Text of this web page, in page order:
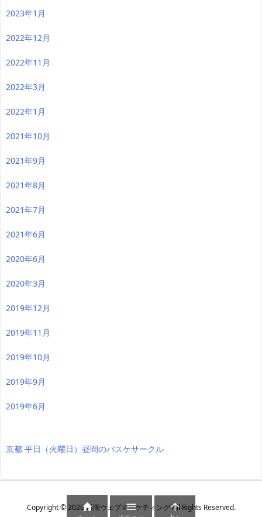
2023年1月
2022年12月
2022年11月
2022年3月
2022年1月
2021年10月
2021年9月
2021年8月
2021年7月
2021年6月
2020年6月
2020年3月
2019年12月
2019年11月
2019年10月
2019年9月
2019年6月
京都 平日（火曜日）昼間のバスケサークル
Copyright ©2026穀雨ウェブマーケティングAll Rights Reserved.
  